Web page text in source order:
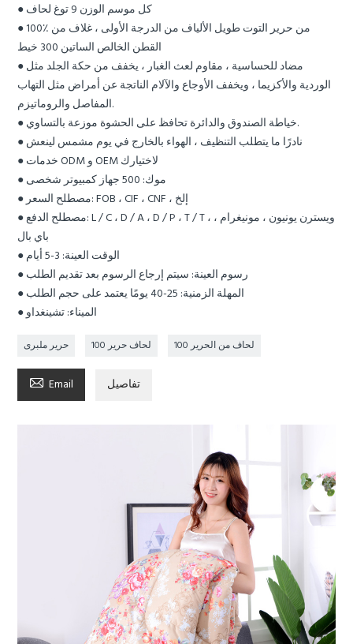
● كل موسم الوزن 9 توغ لحاف
● 100٪ من حرير التوت طويل الألياف من الدرجة الأولى ، غلاف من
القطن الخالص الساتين 300 خيط
● مضاد للحساسية ، مقاوم لعث الغبار ، يخفف من حكة الجلد مثل
الوردية والأكزيما ، ويخفف الأوجاع والآلام الناتجة عن أمراض مثل التهاب
المفاصل والروماتيزم.
● خياطة الصندوق والدائرة تحافظ على الحشوة موزعة بالتساوي.
● نادرًا ما يتطلب التنظيف ، الهواء بالخارج في يوم مشمس لينعش
● خدمات ODM و OEM لاختيارك
● موك: 500 جهاز كمبيوتر شخصى
● مصطلح السعر: FOB ، CIF ، CNF ، إلخ
● مصطلح الدفع: L / C ، D / A ، D / P ، T / T ، ويسترن يونيون ، مونيغرام ،
باي بال
● الوقت العينة: 3-5 أيام
● رسوم العينة: سيتم إرجاع الرسوم بعد تقديم الطلب
● المهلة الزمنية: 25-40 يومًا يعتمد على حجم الطلب
● الميناء: تشينغداو
حرير ملبرى 100 لحاف حرير 100 لحاف من الحرير
 Email تفاصيل